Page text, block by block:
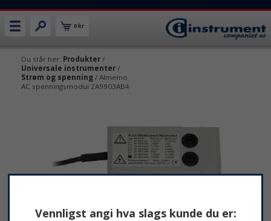
Vennligst angi hva slags kunde du er:
0 kr
Du står her: Produkter/
Universale instrumenter/
Strøm og spenning/ Almemo
AC spenningsmodul ZA9903AB4